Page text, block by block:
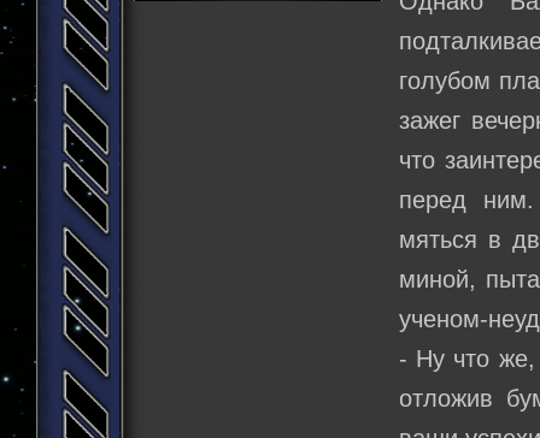
голубом
зажег
что
перед
мяться в
миной,
ученом-
- Ну что
отложив